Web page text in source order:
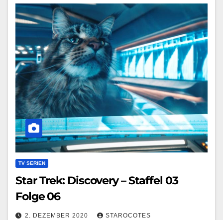
TV SERIEN
Star Trek: Discovery – Staffel 03
Folge 06
2. DEZEMBER 2020 STAROCOTES